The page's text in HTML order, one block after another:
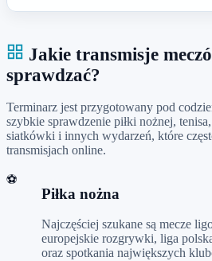
Jakie transmisje
sprawdzać?
Terminarz jest przygotowany pod
szybkie sprawdzenie piłki nożnej,
siatkówki i innych wydarzeń, które
transmisjach online.
⚽
Piłka nożna
Najczęściej szukane są mecze
europejskie rozgrywki, liga
oraz spotkania największych